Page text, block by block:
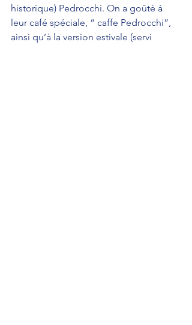
historique) Pedrocchi. On a goûté à
leur café spéciale, “ caffe Pedrocchi”,
ainsi qu’à la version estivale (servi